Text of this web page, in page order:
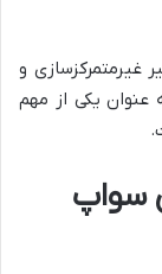
غیرمتمرکزسازی و
عنوان یکی از مهم
سواپ